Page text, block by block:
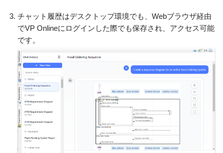
チャット履歴はデスクトップ環境でも、Webブラウザ経由
でVP Onlineにログインした際でも保存され、アクセス可能
です。